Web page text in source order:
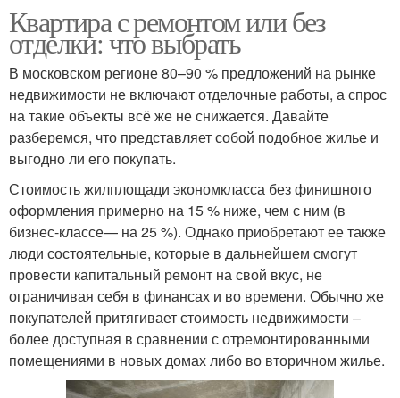
Квартира с ремонтом или без
отделки: что выбрать
В московском регионе 80–90 % предложений на рынке
недвижимости не включают отделочные работы, а спрос
на такие объекты всё же не снижается. Давайте
разберемся, что представляет собой подобное жилье и
выгодно ли его покупать.
Стоимость жилплощади экономкласса без финишного
оформления примерно на 15 % ниже, чем с ним (в
бизнес-классе— на 25 %). Однако приобретают ее также
люди состоятельные, которые в дальнейшем смогут
провести капитальный ремонт на свой вкус, не
ограничивая себя в финансах и во времени. Обычно же
покупателей притягивает стоимость недвижимости –
более доступная в сравнении с отремонтированными
помещениями в новых домах либо во вторичном жилье.